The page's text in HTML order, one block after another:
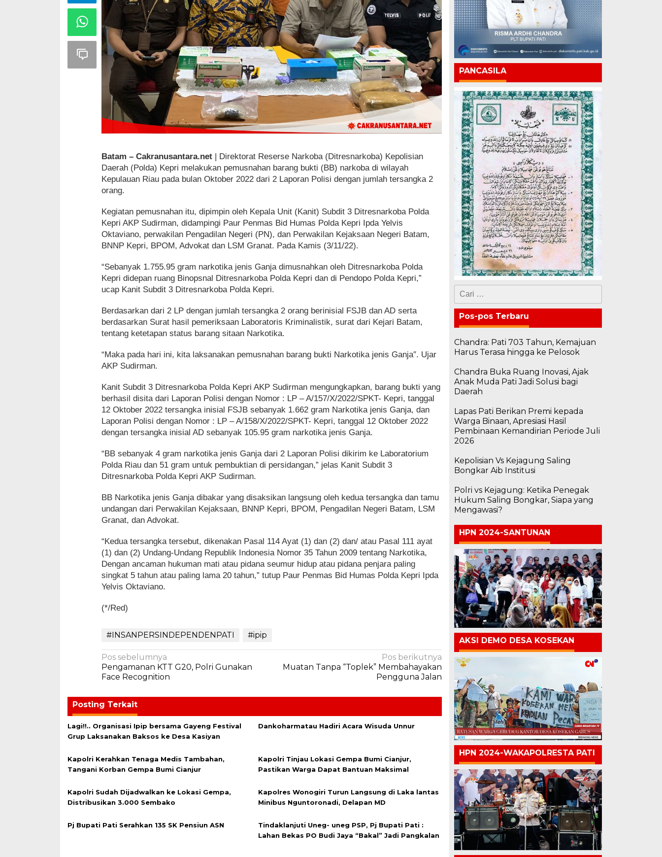
Batam – Cakranusantara.net | Direktorat Reserse Narkoba (Ditresnarkoba) Kepolisian
Daerah (Polda) Kepri melakukan pemusnahan barang bukti (BB) narkoba di wilayah
Kepulauan Riau pada bulan Oktober 2022 dari 2 Laporan Polisi dengan jumlah tersangka 2
orang.
Kegiatan pemusnahan itu, dipimpin oleh Kepala Unit (Kanit) Subdit 3 Ditresnarkoba Polda
Kepri AKP Sudirman, didampingi Paur Penmas Bid Humas Polda Kepri Ipda Yelvis
Oktaviano, perwakilan Pengadilan Negeri (PN), dan Perwakilan Kejaksaan Negeri Batam,
BNNP Kepri, BPOM, Advokat dan LSM Granat. Pada Kamis (3/11/22).
“Sebanyak 1.755.95 gram narkotika jenis Ganja dimusnahkan oleh Ditresnarkoba Polda
Kepri didepan ruang Binopsnal Ditresnarkoba Polda Kepri dan di Pendopo Polda Kepri,”
ucap Kanit Subdit 3 Ditresnarkoba Polda Kepri.
Berdasarkan dari 2 LP dengan jumlah tersangka 2 orang berinisial FSJB dan AD serta
berdasarkan Surat hasil pemeriksaan Laboratoris Kriminalistik, surat dari Kejari Batam,
tentang ketetapan status barang sitaan Narkotika.
“Maka pada hari ini, kita laksanakan pemusnahan barang bukti Narkotika jenis Ganja″. Ujar
AKP Sudirman.
Kanit Subdit 3 Ditresnarkoba Polda Kepri AKP Sudirman mengungkapkan, barang bukti yang
berhasil disita dari Laporan Polisi dengan Nomor : LP – A/157/X/2022/SPKT- Kepri, tanggal
12 Oktober 2022 tersangka inisial FSJB sebanyak 1.662 gram Narkotika jenis Ganja, dan
Laporan Polisi dengan Nomor : LP – A/158/X/2022/SPKT- Kepri, tanggal 12 Oktober 2022
dengan tersangka inisial AD sebanyak 105.95 gram narkotika jenis Ganja.
“BB sebanyak 4 gram narkotika jenis Ganja dari 2 Laporan Polisi dikirim ke Laboratorium
Polda Riau dan 51 gram untuk pembuktian di persidangan,” jelas Kanit Subdit 3
Ditresnarkoba Polda Kepri AKP Sudirman.
BB Narkotika jenis Ganja dibakar yang disaksikan langsung oleh kedua tersangka dan tamu
undangan dari Perwakilan Kejaksaan, BNNP Kepri, BPOM, Pengadilan Negeri Batam, LSM
Granat, dan Advokat.
“Kedua tersangka tersebut, dikenakan Pasal 114 Ayat (1) dan (2) dan/ atau Pasal 111 ayat
(1) dan (2) Undang-Undang Republik Indonesia Nomor 35 Tahun 2009 tentang Narkotika,
Dengan ancaman hukuman mati atau pidana seumur hidup atau pidana penjara paling
singkat 5 tahun atau paling lama 20 tahun,” tutup Paur Penmas Bid Humas Polda Kepri Ipda
Yelvis Oktaviano.
(*/Red)
#INSANPERSINDEPENDENPATI #ipip
Navigasi
pos
Pos sebelumnya
Pengamanan KTT G20, Polri Gunakan
Face Recognition
Pos berikutnya
Muatan Tanpa “Toplek” Membahayakan
Pengguna Jalan
Posting Terkait
Lagi!!.. Organisasi Ipip bersama Gayeng Festival
Grup Laksanakan Baksos ke Desa Kasiyan
Dankoharmatau Hadiri Acara Wisuda Unnur
Kapolri Kerahkan Tenaga Medis Tambahan,
Tangani Korban Gempa Bumi Cianjur
Kapolri Tinjau Lokasi Gempa Bumi Cianjur,
Pastikan Warga Dapat Bantuan Maksimal
Kapolri Sudah Dijadwalkan ke Lokasi Gempa,
Distribusikan 3.000 Sembako
Kapolres Wonogiri Turun Langsung di Laka lantas
Minibus Nguntoronadi, Delapan MD
Pj Bupati Pati Serahkan 135 SK Pensiun ASN
Tindaklanjuti Uneg- uneg PSP, Pj Bupati Pati :
Lahan Bekas PO Budi Jaya “Bakal” Jadi Pangkalan
PANCASILA
Cari
untuk:
Pos-pos Terbaru
Chandra: Pati 703 Tahun, Kemajuan
Harus Terasa hingga ke Pelosok
Chandra Buka Ruang Inovasi, Ajak
Anak Muda Pati Jadi Solusi bagi
Daerah
Lapas Pati Berikan Premi kepada
Warga Binaan, Apresiasi Hasil
Pembinaan Kemandirian Periode Juli
2026
Kepolisian Vs Kejagung Saling
Bongkar Aib Institusi
Polri vs Kejagung: Ketika Penegak
Hukum Saling Bongkar, Siapa yang
Mengawasi?
HPN 2024-SANTUNAN
AKSI DEMO DESA KOSEKAN
HPN 2024-WAKAPOLRESTA PATI